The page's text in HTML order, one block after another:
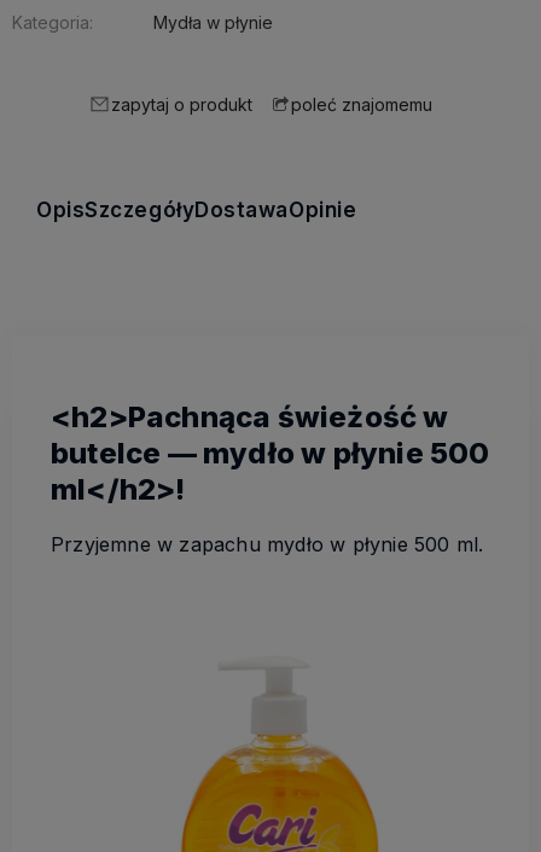
Kategoria:
Mydła w płynie
zapytaj o produkt poleć znajomemu
OpisSzczegółyDostawaOpinie
<h2>Pachnąca świeżość w
butelce — mydło w płynie 500
ml</h2>!
Przyjemne w zapachu mydło w płynie 500 ml.